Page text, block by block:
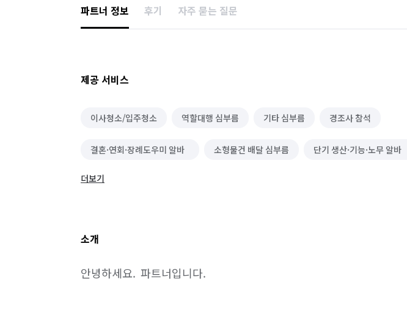
파트너 정보 후기 자주 묻는 질문
제공 서비스
이사청소/입주청소 역할대행 심부름 기타 심부름 경조사 참석
결혼·연회·장례도우미 알바 소형물건 배달 심부름 단기 생산·기능·노무 알바
단기 매장관리·판매 알바
더보기
소개
안녕하세요.  파트너입니다.